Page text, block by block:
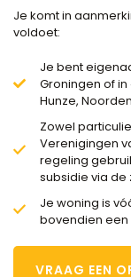
Je komt in
voldoet:
Je bent
Groningen of
Hunze,
Zowel
Verenigingen
regeling
subsidie via de
Je woning is
bovendien
VRAAG EEN